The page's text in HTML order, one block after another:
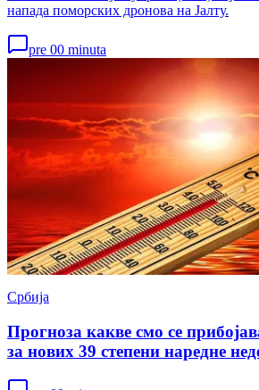
напада поморских дронова на Јалту.
pre 00 minuta
Србија
Прогноза какве смо се
за нових 39 степени наредне